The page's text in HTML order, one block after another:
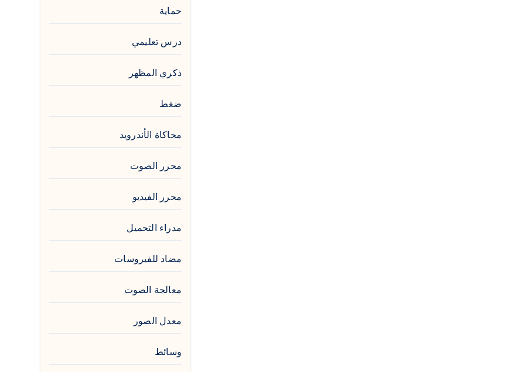
حماية
درس تعليمي
ذكري المظهر
ضغط
محاكاة الأندرويد
محرر الصوت
محرر الفيديو
مدراء التحميل
مضاد للفيروسات
معالجة الصوت
معدل الصور
وسائط